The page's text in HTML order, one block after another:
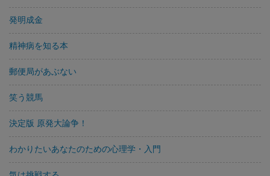
発明成金
精神病を知る本
郵便局があぶない
笑う競馬
決定版 原発大論争！
わかりたいあなたのための心理学・入門